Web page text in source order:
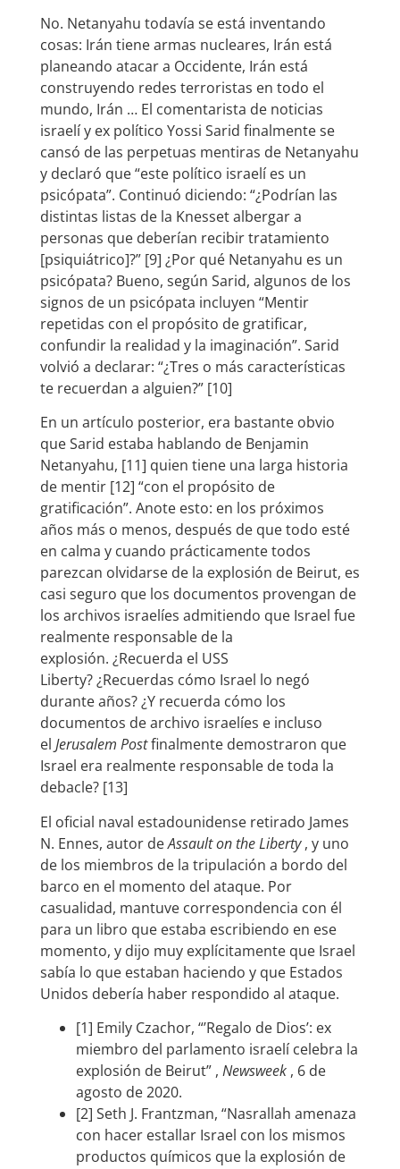
No. Netanyahu todavía se está inventando
cosas: Irán tiene armas nucleares, Irán está
planeando atacar a Occidente, Irán está
construyendo redes terroristas en todo el
mundo, Irán … El comentarista de noticias
israelí y ex político Yossi Sarid finalmente se
cansó de las perpetuas mentiras de Netanyahu
y declaró que “este político israelí es un
psicópata”. Continuó diciendo: “¿Podrían las
distintas listas de la Knesset albergar a
personas que deberían recibir tratamiento
[psiquiátrico]?” [9] ¿Por qué Netanyahu es un
psicópata? Bueno, según Sarid, algunos de los
signos de un psicópata incluyen “Mentir
repetidas con el propósito de gratificar,
confundir la realidad y la imaginación”. Sarid
volvió a declarar: “¿Tres o más características
te recuerdan a alguien?” [10]
En un artículo posterior, era bastante obvio
que Sarid estaba hablando de Benjamin
Netanyahu, [11] quien tiene una larga historia
de mentir [12] “con el propósito de
gratificación”. Anote esto: en los próximos
años más o menos, después de que todo esté
en calma y cuando prácticamente todos
parezcan olvidarse de la explosión de Beirut, es
casi seguro que los documentos provengan de
los archivos israelíes admitiendo que Israel fue
realmente responsable de la
explosión. ¿Recuerda el USS
Liberty? ¿Recuerdas cómo Israel lo negó
durante años? ¿Y recuerda cómo los
documentos de archivo israelíes e incluso
el Jerusalem Postfinalmente demostraron que
Israel era realmente responsable de toda la
debacle? [13]
El oficial naval estadounidense retirado James
N. Ennes, autor deAssault on the Liberty, y uno
de los miembros de la tripulación a bordo del
barco en el momento del ataque. Por
casualidad, mantuve correspondencia con él
para un libro que estaba escribiendo en ese
momento, y dijo muy explícitamente que Israel
sabía lo que estaban haciendo y que Estados
Unidos debería haber respondido al ataque.
[1] Emily Czachor, “’Regalo de Dios’: ex
miembro del parlamento israelí celebra la
explosión de Beirut” , Newsweek, 6 de
agosto de 2020.
[2] Seth J. Frantzman, “Nasrallah amenaza
con hacer estallar Israel con los mismos
productos químicos que la explosión de